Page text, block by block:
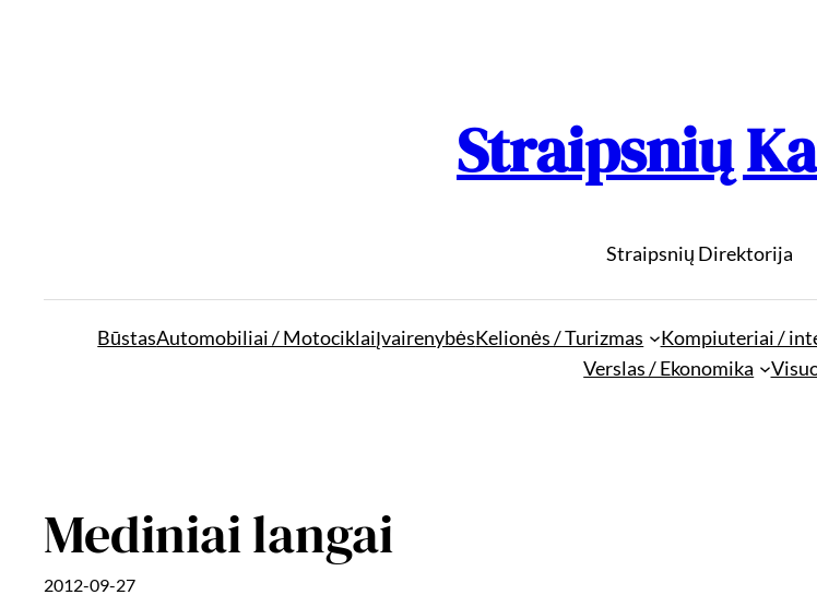
Straipsnių
Straipsnių Direktorija
BūstasAutomobiliai / MotociklaiĮvairenybėsKelionės / Turizmas Kompiuteriai /
Verslas / Ekonomika
Mediniai langai
2012-09-27